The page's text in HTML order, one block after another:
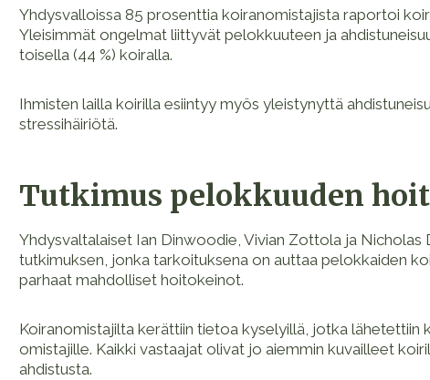
Yhdysvalloissa 85 prosenttia koiranomistajista raportoi
Yleisimmät ongelmat liittyvät pelokkuuteen ja
toisella (44 %) koiralla.
Ihmisten lailla koirilla esiintyy myös yleistynyttä
stressihäiriötä.
Tutkimus pelokkuuden
Yhdysvaltalaiset Ian Dinwoodie, Vivian Zottola ja Nicholas
tutkimuksen, jonka tarkoituksena on auttaa pelokkaiden
parhaat mahdolliset hoitokeinot.
Koiranomistajilta kerättiin tietoa kyselyillä, jotka lähetettiin
omistajille. Kaikki vastaajat olivat jo aiemmin kuvailleet
ahdistusta.